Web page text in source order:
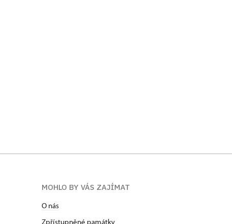
MOHLO BY VÁS ZAJÍMAT
O nás
Zpřístupněné památky